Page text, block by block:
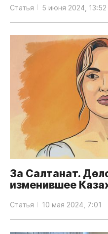
Статья 5 июня 2024, 13:52
За Салтанат.
изменившее
Статья 10 мая 2024, 7:01